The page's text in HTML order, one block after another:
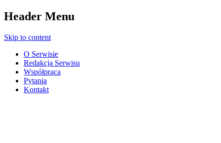
Header Menu
Skip to content
O Serwisie
Redakcja Serwisu
Współpraca
Pytania
Kontakt